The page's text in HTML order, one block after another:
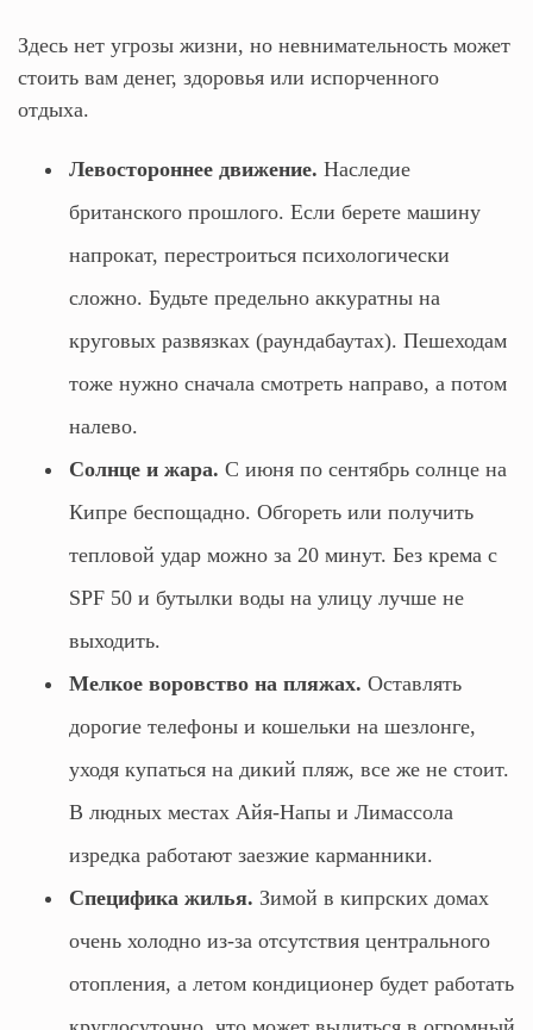
Здесь нет угрозы жизни, но невнимательность может
стоить вам денег, здоровья или испорченного
отдыха.
Левостороннее движение. Наследие
британского прошлого. Если берете машину
напрокат, перестроиться психологически
сложно. Будьте предельно аккуратны на
круговых развязках (раундабаутах). Пешеходам
тоже нужно сначала смотреть направо, а потом
налево.
Солнце и жара. С июня по сентябрь солнце на
Кипре беспощадно. Обгореть или получить
тепловой удар можно за 20 минут. Без крема с
SPF 50 и бутылки воды на улицу лучше не
выходить.
Мелкое воровство на пляжах. Оставлять
дорогие телефоны и кошельки на шезлонге,
уходя купаться на дикий пляж, все же не стоит.
В людных местах Айя-Напы и Лимассола
изредка работают заезжие карманники.
Специфика жилья. Зимой в кипрских домах
очень холодно из-за отсутствия центрального
отопления, а летом кондиционер будет работать